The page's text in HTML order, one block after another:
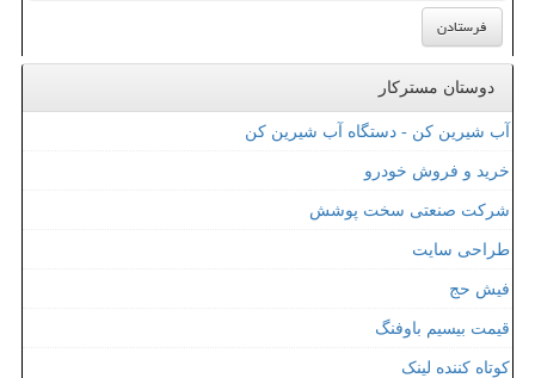
دوستان مسترکار
آب شیرین کن - دستگاه آب شیرین کن
خرید و فروش خودرو
شرکت صنعتی سخت پوشش
طراحی سایت
فیش حج
قیمت بیسیم باوفنگ
کوتاه کننده لینک